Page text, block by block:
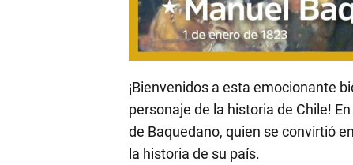
¡Bienvenidos a esta emocionante
personaje de la historia de Chile!
de Baquedano, quien se convirtió
la historia de su país.